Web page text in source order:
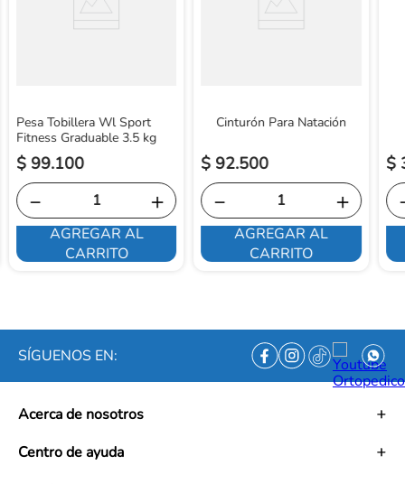
Pesa Tobillera Wl Sport
Fitness Graduable 3.5 kg
$ 99.100
＋
－
AGREGAR AL
CARRITO
Cinturón Para Natación
$ 92.500
＋
－
AGREGAR AL
CARRITO
$
SÍGUENOS EN:
Acerca de nosotros
Misión
Centro de ayuda